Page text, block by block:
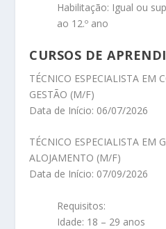
Habilitação: Igual ou
ao 12.º ano
CURSOS DE
TÉCNICO ESPECIALISTA EM
GESTÃO (M/F)
Data de Início: 06/07/2026
TÉCNICO ESPECIALISTA EM
ALOJAMENTO (M/F)
Data de Início: 07/09/2026
Requisitos:
Idade: 18 – 29 anos